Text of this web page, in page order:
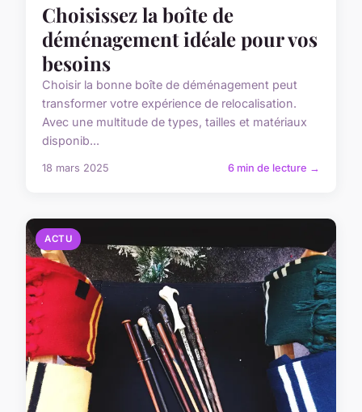
Choisissez la boîte de
déménagement idéale pour vos
besoins
Choisir la bonne boîte de déménagement peut
transformer votre expérience de relocalisation.
Avec une multitude de types, tailles et matériaux
disponib...
18 mars 2025 6 min de lecture →
ACTU